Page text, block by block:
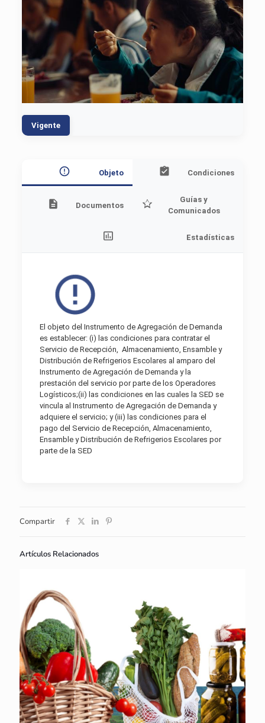
Vigente
Objeto Condiciones
Documentos
Guías y
Comunicados
Estadísticas
El objeto del Instrumento de Agregación de Demanda
es establecer: (i) las condiciones para contratar el
Servicio de Recepción, Almacenamiento, Ensamble y
Distribución de Refrigerios Escolares al amparo del
Instrumento de Agregación de Demanda y la
prestación del servicio por parte de los Operadores
Logísticos;(ii) las condiciones en las cuales la SED se
vincula al Instrumento de Agregación de Demanda y
adquiere el servicio; y (iii) las condiciones para el
pago del Servicio de Recepción, Almacenamiento,
Ensamble y Distribución de Refrigerios Escolares por
parte de la SED
Compartir
Artículos Relacionados